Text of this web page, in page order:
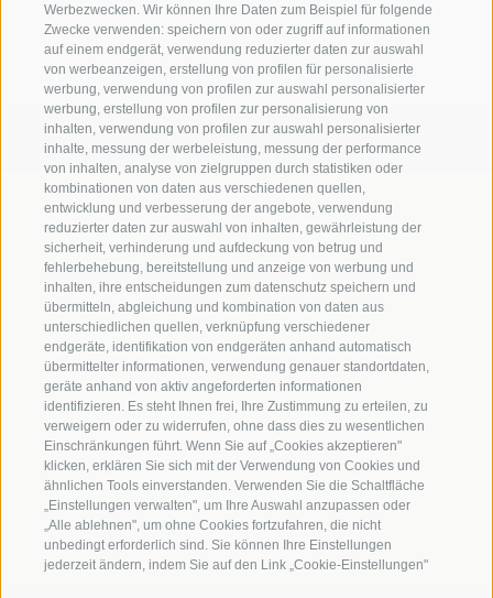
Werbezwecken. Wir können Ihre Daten zum Beispiel für folgende
Zwecke verwenden: speichern von oder zugriff auf informationen
auf einem endgerät, verwendung reduzierter daten zur auswahl
von werbeanzeigen, erstellung von profilen für personalisierte
werbung, verwendung von profilen zur auswahl personalisierter
werbung, erstellung von profilen zur personalisierung von
inhalten, verwendung von profilen zur auswahl personalisierter
inhalte, messung der werbeleistung, messung der performance
von inhalten, analyse von zielgruppen durch statistiken oder
kombinationen von daten aus verschiedenen quellen,
entwicklung und verbesserung der angebote, verwendung
reduzierter daten zur auswahl von inhalten, gewährleistung der
sicherheit, verhinderung und aufdeckung von betrug und
fehlerbehebung, bereitstellung und anzeige von werbung und
inhalten, ihre entscheidungen zum datenschutz speichern und
übermitteln, abgleichung und kombination von daten aus
unterschiedlichen quellen, verknüpfung verschiedener
endgeräte, identifikation von endgeräten anhand automatisch
übermittelter informationen, verwendung genauer standortdaten,
geräte anhand von aktiv angeforderten informationen
identifizieren. Es steht Ihnen frei, Ihre Zustimmung zu erteilen, zu
verweigern oder zu widerrufen, ohne dass dies zu wesentlichen
Einschränkungen führt. Wenn Sie auf „Cookies akzeptieren"
klicken, erklären Sie sich mit der Verwendung von Cookies und
ähnlichen Tools einverstanden. Verwenden Sie die Schaltfläche
„Einstellungen verwalten", um Ihre Auswahl anzupassen oder
„Alle ablehnen", um ohne Cookies fortzufahren, die nicht
unbedingt erforderlich sind. Sie können Ihre Einstellungen
jederzeit ändern, indem Sie auf den Link „Cookie-Einstellungen"
Kontaktieren Sie uns
IDM Südtirol - Alto Adige
+39 0471 094 000
info[at]idm-suedtirol.com
idm[at]pec.idm-suedtirol.com
SCHREIBEN SIE UNS!
HIER FINDEN SIE UNS